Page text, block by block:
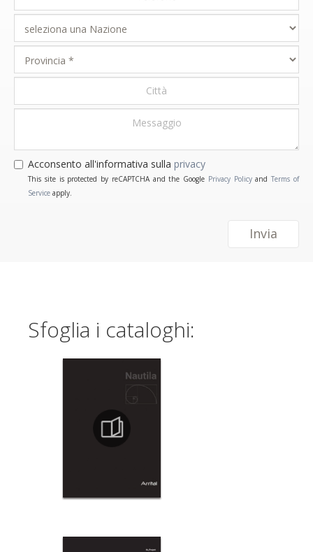
Acconsento all'informativa sulla privacy
This site is protected by reCAPTCHA and the Google Privacy PolicyandTerms of
Service apply.
Invia
Sfoglia i cataloghi: